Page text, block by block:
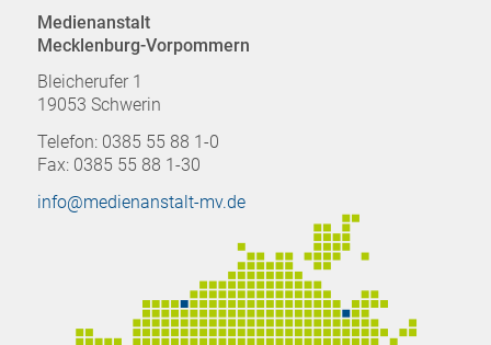
Medienanstalt
Mecklenburg-Vorpommern
Bleicherufer 1
19053 Schwerin
Telefon: 0385 55 88 1-0
Fax: 0385 55 88 1-30
info@medienanstalt-mv.de